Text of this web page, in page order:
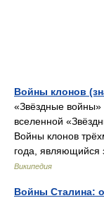
Войны клонов
«Звёздные
вселенной
Войны клонов
года, являющийся
Википедия
Войны Сталина: